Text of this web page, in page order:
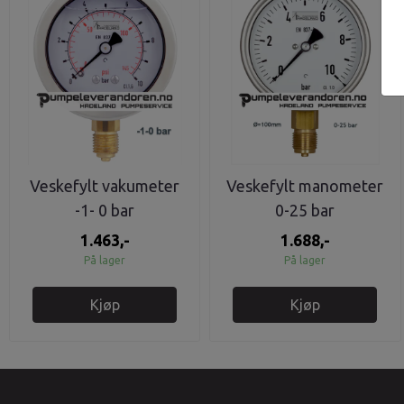
Veskefylt vakumeter
-1- 0 bar
1.463,-
På lager
Kjøp
Veskefylt manometer
0-25 bar
1.688,-
På lager
Kjøp